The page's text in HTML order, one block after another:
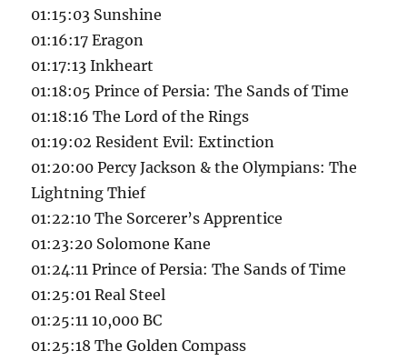
01:15:03 Sunshine
01:16:17 Eragon
01:17:13 Inkheart
01:18:05 Prince of Persia: The Sands of Time
01:18:16 The Lord of the Rings
01:19:02 Resident Evil: Extinction
01:20:00 Percy Jackson & the Olympians: The
Lightning Thief
01:22:10 The Sorcerer’s Apprentice
01:23:20 Solomone Kane
01:24:11 Prince of Persia: The Sands of Time
01:25:01 Real Steel
01:25:11 10,000 BC
01:25:18 The Golden Compass